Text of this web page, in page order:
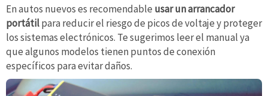
En autos nuevos es recomendable usar un arrancador
portátilpara reducir el riesgo de picos de voltaje y proteger
los sistemas electrónicos. Te sugerimos leer el manual ya
que algunos modelos tienen puntos de conexión
específicos para evitar daños.